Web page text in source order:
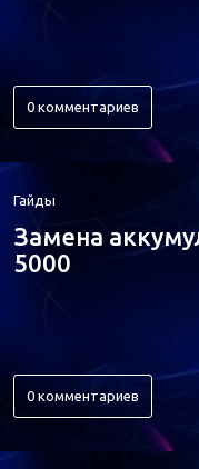
0 комментариев
Гайды
Замена
5000
0 комментариев